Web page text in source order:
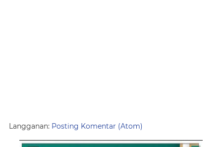
Langganan: Posting Komentar (Atom)